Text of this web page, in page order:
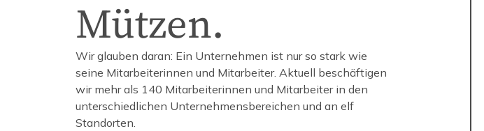
Mützen.
Wir glauben daran: Ein Unternehmen ist nur so stark wie
seine Mitarbeiterinnen und Mitarbeiter. Aktuell beschäftigen
wir mehr als 140 Mitarbeiterinnen und Mitarbeiter in den
unterschiedlichen Unternehmensbereichen und an elf
Standorten.